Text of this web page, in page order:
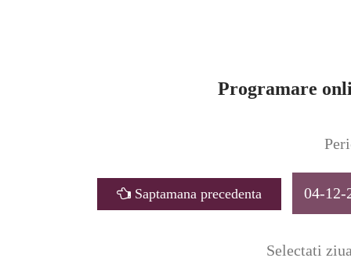
Programare
Saptamana precedenta 04-12-
Selectati